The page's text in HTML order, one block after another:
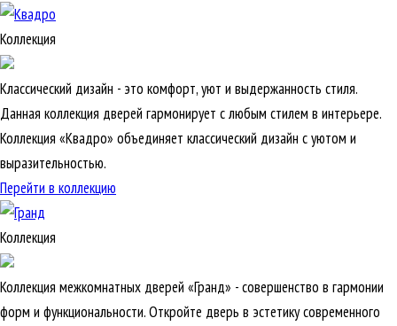
Коллекция
Классический дизайн - это комфорт, уют и выдержанность стиля.
Данная коллекция дверей гармонирует с любым стилем в интерьере.
Коллекция «Квадро» объединяет классический дизайн с уютом и
выразительностью.
Перейти в коллекцию
Коллекция
Коллекция межкомнатных дверей «Гранд» - совершенство в гармонии
форм и функциональности. Откройте дверь в эстетику современного